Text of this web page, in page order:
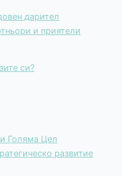
дарител
и приятели
си?
Голяма Цел
развитие